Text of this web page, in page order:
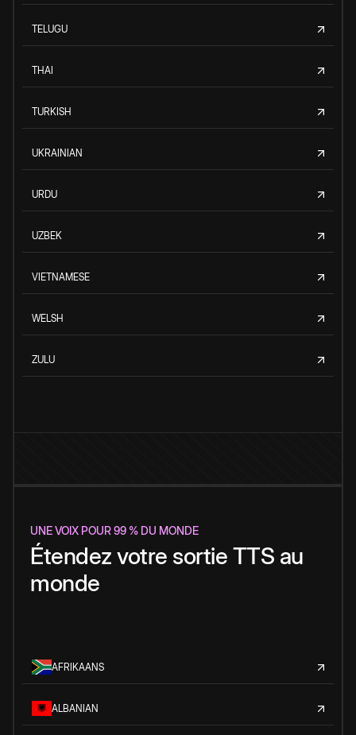
TELUGU
THAI
TURKISH
UKRAINIAN
URDU
UZBEK
VIETNAMESE
WELSH
ZULU
UNE VOIX POUR 99 % DU MONDE
Étendez votre sortie TTS au
monde
AFRIKAANS
ALBANIAN